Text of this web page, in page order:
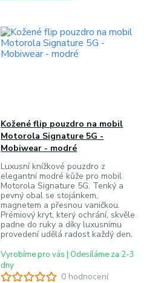
0 hodnocení
Kožené flip pouzdro na mobil
Motorola Signature 5G -
Mobiwear - modré
Luxusní knížkové pouzdro z
elegantní modré kůže pro mobil
Motorola Signature 5G. Tenký a
pevný obal se stojánkem,
magnetem a přesnou vaničkou.
Prémiový kryt, který ochrání, skvěle
padne do ruky a díky luxusnímu
provedení udělá radost každý den.
Vyrobíme pro vás | Odesíláme za 2-3
dny